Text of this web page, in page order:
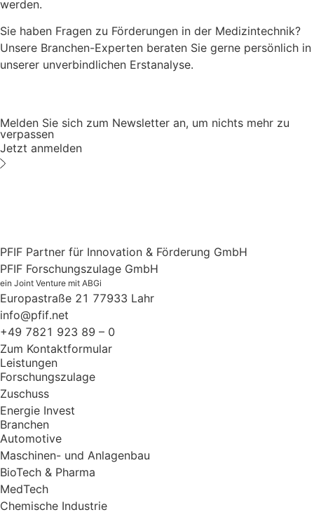
werden.
Sie haben Fragen zu Förderungen in der Medizintechnik?
Unsere Branchen-Experten beraten Sie gerne persönlich in
unserer unverbindlichen Erstanalyse.
Melden Sie sich zum Newsletter an, um nichts mehr zu
verpassen
Jetzt anmelden
PFIF Partner für Innovation & Förderung GmbH
PFIF Forschungszulage GmbH
ein Joint Venture mit ABGi
Europastraße 21 77933 Lahr
info@pfif.net
+49 7821 923 89 – 0
Zum Kontaktformular
Leistungen
Forschungszulage
Zuschuss
Energie Invest
Branchen
Automotive
Maschinen- und Anlagenbau
BioTech & Pharma
MedTech
Chemische Industrie